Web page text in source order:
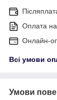
Оплата
Онлайн-
Всі умови
Умови